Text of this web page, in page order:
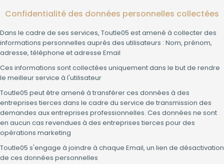
Confidentialité des données personnelles collectées
Dans le cadre de ses services, Toutle05 est amené à collecter des
informations personnelles auprès des utilisateurs : Nom, prénom,
adresse, téléphone et adresse Email
Ces informations sont collectées uniquement dans le but de rendre
le meilleur service à l'utilisateur
Toutle05 peut être amené à transférer ces données à des
entreprises tierces dans le cadre du service de transmission des
demandes aux entreprises professionnelles. Ces données ne sont
en aucun cas revendues à des entreprises tierces pour des
opérations marketing
Toutle05 s'engage à joindre à chaque Email, un lien de désactivation
de ces données personnelles